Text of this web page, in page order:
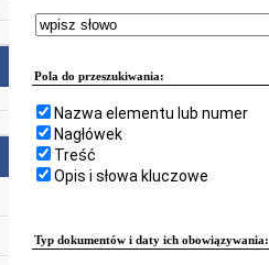
Pola do przeszukiwania:
Nazwa elementu lub numer
Nagłówek
Treść
Opis i słowa kluczowe
Typ dokumentów i daty ich obowiązywania: